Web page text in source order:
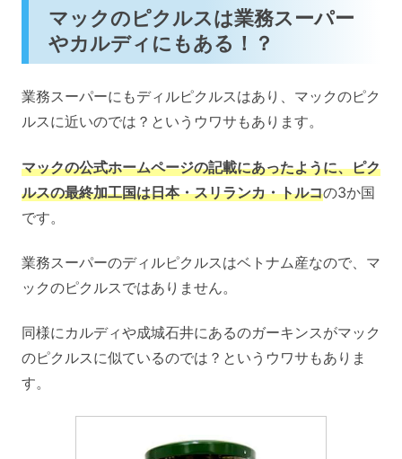
マックのピクルスは業務スーパー
やカルディにもある！？
業務スーパーにもディルピクルスはあり、マックのピク
ルスに近いのでは？というウワサもあります。
マックの公式ホームページの記載にあったように、ピク
ルスの最終加工国は日本・スリランカ・トルコの3か国
です。
業務スーパーのディルピクルスはベトナム産なので、マ
ックのピクルスではありません。
同様にカルディや成城石井にあるのガーキンスがマック
のピクルスに似ているのでは？というウワサもありま
す。